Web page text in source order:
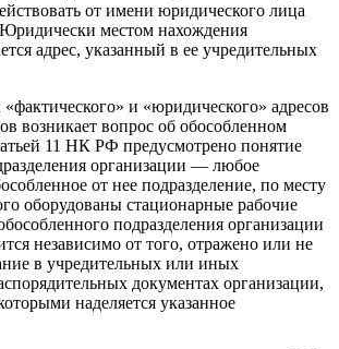
от имени юридического лица
Юридически местом нахождения
адрес, указанный в ее учредительных
и «юридического» адресов
возникает вопрос об обособленном
11 НК РФ предусмотрено понятие
организации — любое
от нее подразделение, по месту
оборудованы стационарные рабочие
подразделения организации
независимо от того, отражено или не
в учредительных или иных
документах организации,
наделяется указанное